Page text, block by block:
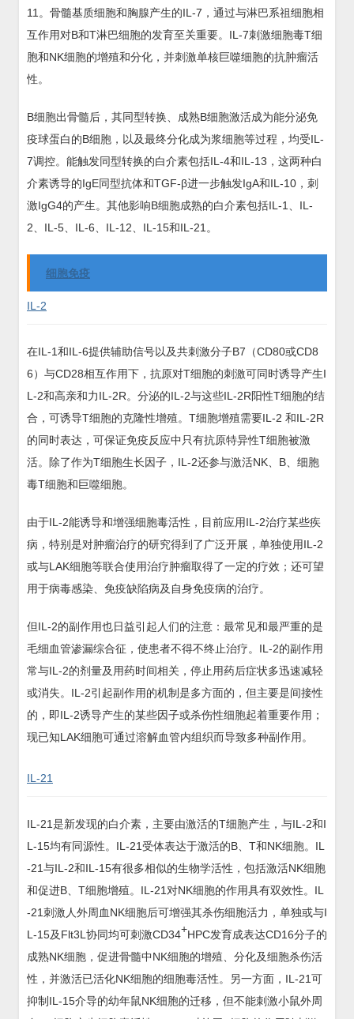
11。骨髓基质细胞和胸腺产生的IL-7，通过与淋巴系祖细胞相
互作用对B和T淋巴细胞的发育至关重要。IL-7刺激细胞毒T细
胞和NK细胞的增殖和分化，并刺激单核巨噬细胞的抗肿瘤活
性。
B细胞出骨髓后，其同型转换、成熟B细胞激活成为能分泌免
疫球蛋白的B细胞，以及最终分化成为浆细胞等过程，均受IL-
7调控。能触发同型转换的白介素包括IL-4和IL-13，这两种白
介素诱导的IgE同型抗体和TGF-β进一步触发IgA和IL-10，刺
激IgG4的产生。其他影响B细胞成熟的白介素包括IL-1、IL-
2、IL-5、IL-6、IL-12、IL-15和IL-21。
细胞免疫
IL-2
在IL-1和IL-6提供辅助信号以及共刺激分子B7（CD80或CD8
6）与CD28相互作用下，抗原对T细胞的刺激可同时诱导产生I
L-2和高亲和力IL-2R。分泌的IL-2与这些IL-2R阳性T细胞的结
合，可诱导T细胞的克隆性增殖。T细胞增殖需要IL-2 和IL-2R
的同时表达，可保证免疫反应中只有抗原特异性T细胞被激
活。除了作为T细胞生长因子，IL-2还参与激活NK、B、细胞
毒T细胞和巨噬细胞。
由于IL-2能诱导和增强细胞毒活性，目前应用IL-2治疗某些疾
病，特别是对肿瘤治疗的研究得到了广泛开展，单独使用IL-2
或与LAK细胞等联合使用治疗肿瘤取得了一定的疗效；还可望
用于病毒感染、免疫缺陷病及自身免疫病的治疗。
但IL-2的副作用也日益引起人们的注意：最常见和最严重的是
毛细血管渗漏综合征，使患者不得不终止治疗。IL-2的副作用
常与IL-2的剂量及用药时间相关，停止用药后症状多迅速减轻
或消失。IL-2引起副作用的机制是多方面的，但主要是间接性
的，即IL-2诱导产生的某些因子或杀伤性细胞起着重要作用；
现已知LAK细胞可通过溶解血管内组织而导致多种副作用。
IL-21
IL-21是新发现的白介素，主要由激活的T细胞产生，与IL-2和I
L-15均有同源性。IL-21受体表达于激活的B、T和NK细胞。IL
-21与IL-2和IL-15有很多相似的生物学活性，包括激活NK细胞
和促进B、T细胞增殖。IL-21对NK细胞的作用具有双效性。IL
-21刺激人外周血NK细胞后可增强其杀伤细胞活力，单独或与I
L-15及Flt3L协同均可刺激CD34+HPC发育成表达CD16分子的
成熟NK细胞，促进骨髓中NK细胞的增殖、分化及细胞杀伤活
性，并激活已活化NK细胞的细胞毒活性。另一方面，IL-21可
抑制IL-15介导的幼年鼠NK细胞的迁移，但不能刺激小鼠外周